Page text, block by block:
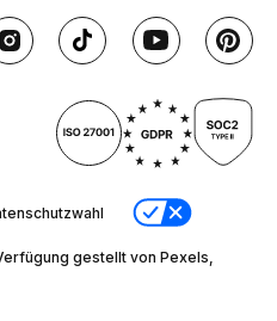
gestellt von Pexels,